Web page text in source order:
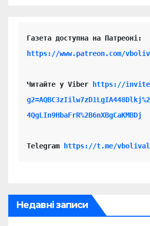
https://www.patreon.com/
Читайте у Viber
https://
4QgLIn9HbaFrR%2B6nXBgCaKMBDj
Telegram https://t.me/
Недавні записи